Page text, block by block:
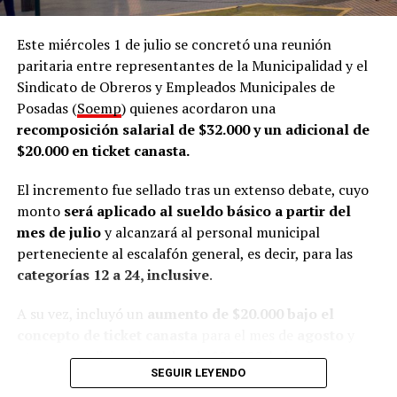
El director comentó que la Oficina de Empleo funciona
dentro de la Dirección de Empleo y Formación, que
también nuclea a la Oficina de Datos de la Municipalidad
de posadeña. En ese marco, señaló que el área desarrolla
tres líneas de trabajo.
De acuerdo con lo que contó Abrazian aLVM, la primera
línea de trabajo es laintermediación laboral
consiste en acompañar a quienes buscan empleo y, al
mismo tiempo, asistir a las empresas en los procesos de
selección de personal.
“Conectar a las personas que están en búsqueda de
empleo y que se acercan acá a dejarnos su CV y
orientarlos en la búsqueda, y por otro lado conectar con
El funcionario indicó que el acompañamiento comienza
con entrevistas y orientación laboral para cada
Este miércoles 1 de julio se concretó una reunión
paritaria entre representantes de la Municipalidad y el
Sindicato de Obreros y Empleados Municipales de
Posadas (Soemp) quienes acordaron una
recomposición salarial de $32.000 y un adicional de
$20.000 en ticket canasta.
El incremento fue sellado tras un extenso debate, cuyo
monto será aplicado al sueldo básico a partir del
mes de julioy alcanzará al personal municipal
perteneciente al escalafón general, es decir, para las
categorías 12 a 24, inclusive.
A su vez, incluyó un aumento de $20.000 bajo el
otro pago adicional similar de $20.000, bajo el mismo
concepto, para el mes deseptiembre
SEGUIR LEYENDO